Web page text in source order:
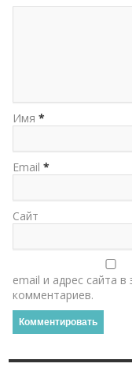
Имя *
Email *
Сайт
email и адрес сайта
комментариев.